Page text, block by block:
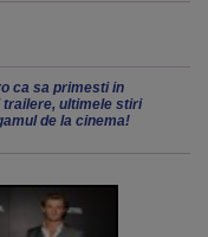
ca sa primesti in
trailere, ultimele stiri
de la cinema!